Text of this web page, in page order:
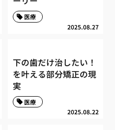
2025.08.27
医療
下の歯だけ治したい！
を叶える部分矯正の現
実
2025.08.22
医療